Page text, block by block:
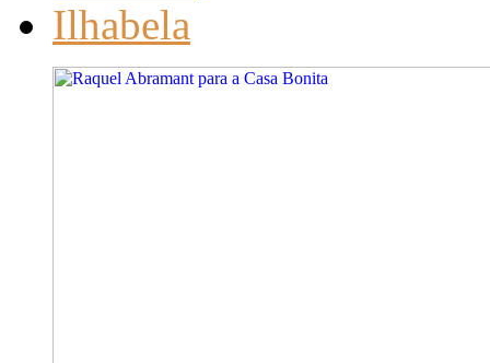
Ilhabela